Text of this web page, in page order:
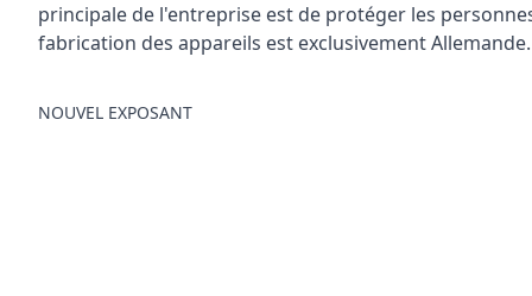
principale de l'entreprise est de protéger les
fabrication des appareils est exclusivement
NOUVEL EXPOSANT